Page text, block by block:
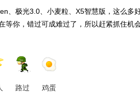
、极光3.0、小麦粒、X5智慧版，这么多
你，错过可成难过了，所以赶紧抓住机
路过 鸡蛋